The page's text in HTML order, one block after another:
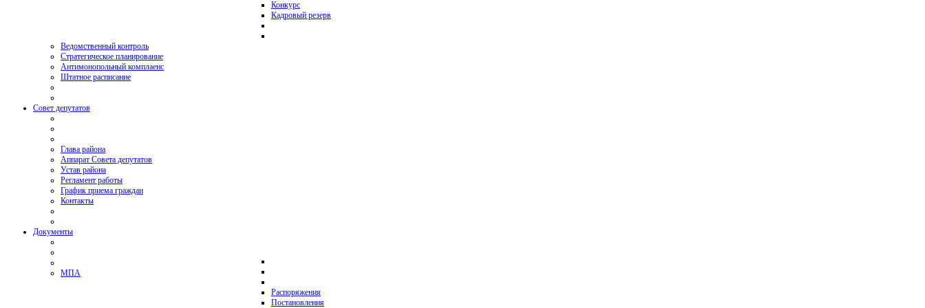
Конкурс
Кадровый резерв
Ведомственный контроль
Стратегическое планирование
Антимонопольный комплаенс
Штатное расписание
Совет депутатов
Глава района
Аппарат Совета депутатов
Устав района
Регламент работы
График приема граждан
Контакты
Документы
МПА
Распоряжения
Постановления